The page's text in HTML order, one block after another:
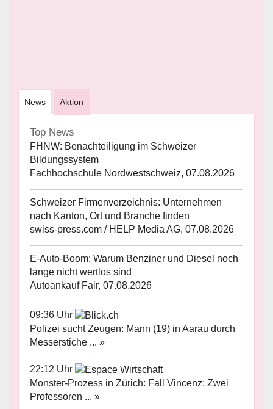
News Aktion
Top News
FHNW: Benachteiligung im Schweizer
Bildungssystem
Fachhochschule Nordwestschweiz, 07.08.2026
Schweizer Firmenverzeichnis: Unternehmen
nach Kanton, Ort und Branche finden
swiss-press.com / HELP Media AG, 07.08.2026
E-Auto-Boom: Warum Benziner und Diesel noch
lange nicht wertlos sind
Autoankauf Fair, 07.08.2026
09:36 Uhr
Polizei sucht Zeugen: Mann (19) in Aarau durch
Messerstiche ... »
22:12 Uhr
Monster-Prozess in Zürich: Fall Vincenz: Zwei
Professoren ... »